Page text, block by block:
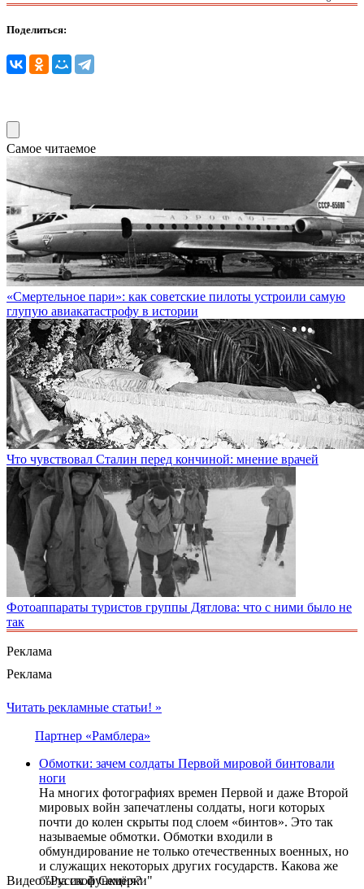
Поделиться:
Самое читаемое
«Смертельное пари»: как советские пилоты устроили самую
глупую авиакатастрофу в истории
Что чувствовал Сталин перед кончиной: мнение врачей
Фотоаппараты туристов группы Дятлова: что с ними было не
так
Реклама
Реклама
Видео "Русской Семёрки"
Читать рекламные статьи! »
Партнер «Рамблера»
Обмотки: зачем солдаты Первой мировой бинтовали
ноги
На многих фотографиях времен Первой и даже Второй
мировых войн запечатлены солдаты, ноги которых
почти до колен скрыты под слоем «бинтов». Это так
называемые обмотки. Обмотки входили в
обмундирование не только отечественных военных, но
и служащих некоторых других государств. Какова же
была их функция?